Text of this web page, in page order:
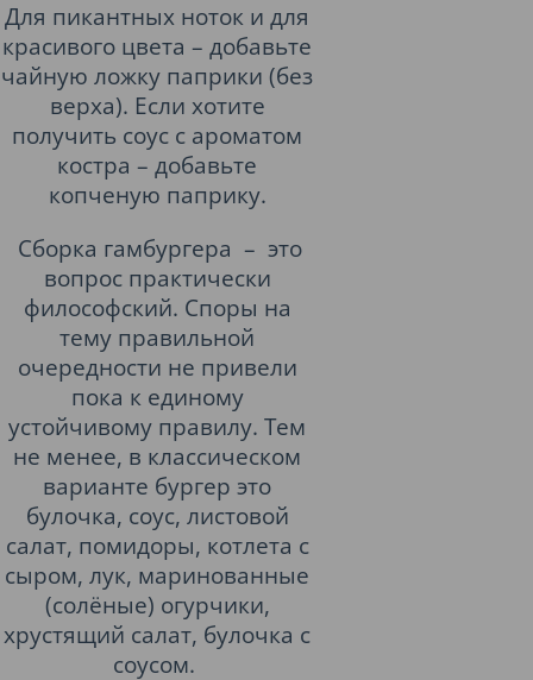
Для пикантных ноток и для
красивого цвета – добавьте
чайную ложку паприки (без
верха). Если хотите
получить соус с ароматом
костра – добавьте
копченую паприку.
Сборка гамбургера – это
вопрос практически
философский. Споры на
тему правильной
очередности не привели
пока к единому
устойчивому правилу. Тем
не менее, в классическом
варианте бургер это
булочка, соус, листовой
салат, помидоры, котлета с
сыром, лук, маринованные
(солёные) огурчики,
хрустящий салат, булочка с
соусом.